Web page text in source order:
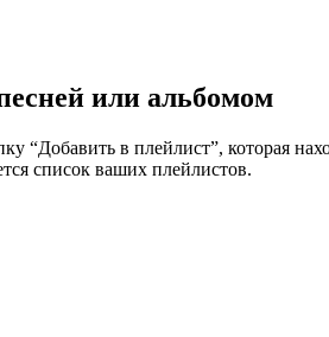
или альбомом
“Добавить в плейлист”, которая
список ваших плейлистов.